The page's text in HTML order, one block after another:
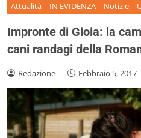
Attualità IN EVIDENZA Notizie
Impronte di Gioia: la
cani randagi della
Redazione - Febbraio 5, 2017